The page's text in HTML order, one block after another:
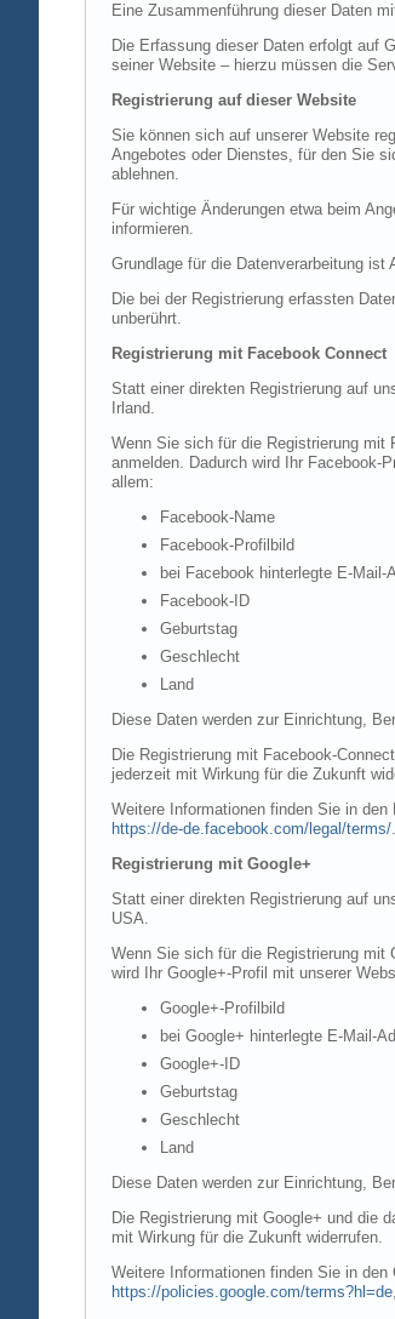
Eine Zusammenführung dieser Daten
Die Erfassung dieser Daten erfolgt auf
seiner Website – hierzu müssen die
Registrierung auf dieser Website
Sie können sich auf unserer Website
Angebotes oder Dienstes, für den Sie
ablehnen.
Für wichtige Änderungen etwa beim
informieren.
Grundlage für die Datenverarbeitung
Die bei der Registrierung erfassten
unberührt.
Registrierung mit Facebook Connect
Statt einer direkten Registrierung auf
Irland.
Wenn Sie sich für die Registrierung mit
anmelden. Dadurch wird Ihr Facebook-
allem:
Facebook-Name
Facebook-Profilbild
bei Facebook hinterlegte E-Mail-
Facebook-ID
Geburtstag
Geschlecht
Land
Diese Daten werden zur Einrichtung,
Die Registrierung mit Facebook-
jederzeit mit Wirkung für die Zukunft
Weitere Informationen finden Sie in
https://de-de.facebook.com/legal/terms/.
Registrierung mit Google+
Statt einer direkten Registrierung auf
USA.
Wenn Sie sich für die Registrierung mit
wird Ihr Google+-Profil mit unserer
Google+-Profilbild
bei Google+ hinterlegte E-Mail-
Google+-ID
Geburtstag
Geschlecht
Land
Diese Daten werden zur Einrichtung,
Die Registrierung mit Google+ und die
mit Wirkung für die Zukunft widerrufen.
Weitere Informationen finden Sie in
https://policies.google.com/terms?hl=de,